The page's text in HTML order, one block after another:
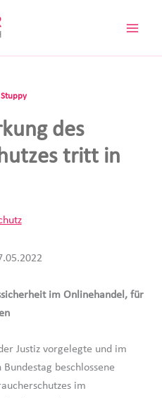
des
tritt in
im Onlinehandel, für
Justiz vorgelegte und im
beschlossene
im